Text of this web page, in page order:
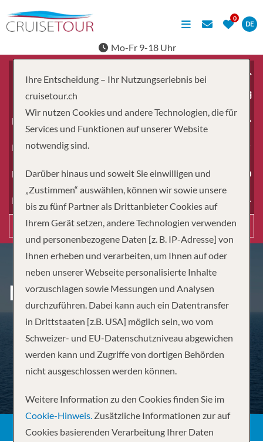
DE
Mo-Fr 9-18 Uhr
Erwachsene
Kinder
Dauer
Reiseart
Suchen
MITTELMEER AB VALLETTA
Ihre Entscheidung – Ihr Nutzungserlebnis bei
cruisetour.ch
Wir nutzen Cookies und andere Technologien, die für
Services und Funktionen auf unserer Website
notwendig sind.
Darüber hinaus und soweit Sie einwilligen und
„Zustimmen“ auswählen, können wir sowie unsere
bis zu fünf Partner als Drittanbieter Cookies auf
Ihrem Gerät setzen, andere Technologien verwenden
und personenbezogene Daten [z. B. IP-Adresse] von
Ihnen erheben und verarbeiten, um Ihnen auf oder
neben unserer Webseite personalisierte Inhalte
vorzuschlagen sowie Messungen und Analysen
durchzuführen. Dabei kann auch ein Datentransfer
in Drittstaaten [z.B. USA] möglich sein, wo vom
Schweizer- und EU-Datenschutzniveau abgewichen
werden kann und Zugriffe von dortigen Behörden
nicht ausgeschlossen werden können.
Weitere Information zu den Cookies finden Sie im
Cookie-Hinweis. Zusätzliche Informationen zur auf
Cookies basierenden Verarbeitung Ihrer Daten